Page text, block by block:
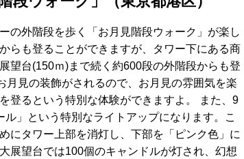
の外階段を歩く「お月見階段ウォーク」が楽し
らも登ることができますが、タワー下にある商
望台(150ｍ)まで続く約600段の外階段からも登
月見の装飾がされるので、お月見の雰囲気を楽
登るという特別な体験ができますよ。 また、9
」という特別なライトアップになります。こ
にタワー上部を消灯し、下部を「ピンク色」に
展望台では100個のキャンドルが灯され、幻想